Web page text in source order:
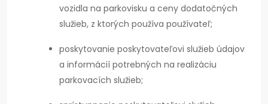
vozidla na parkovisku a ceny dodatočných
služieb, z ktorých používa používateľ;
poskytovanie poskytovateľovi služieb údajov
a informácií potrebných na realizáciu
parkovacích služieb;